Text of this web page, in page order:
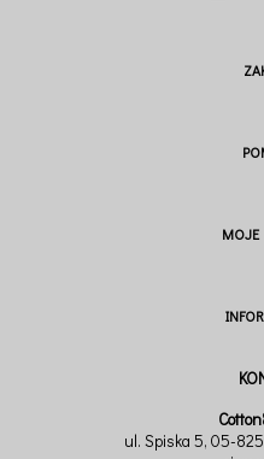
ul. Spiska 5, 05-